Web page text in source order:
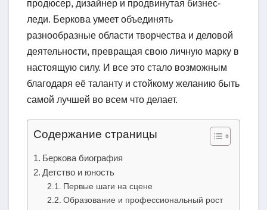
продюсер, дизайнер и продвинутая бизнес-
леди. Беркова умеет объединять
разнообразные области творчества и деловой
деятельности, превращая свою личную марку в
настоящую силу. И все это стало возможным
благодаря её таланту и стойкому желанию быть
самой лучшей во всем что делает.
Содержание страницы
Беркова биография
Детство и юность
Первые шаги на сцене
Образование и профессиональный рост